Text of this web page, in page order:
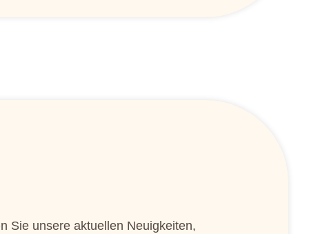
Sie unsere aktuellen Neuigkeiten,